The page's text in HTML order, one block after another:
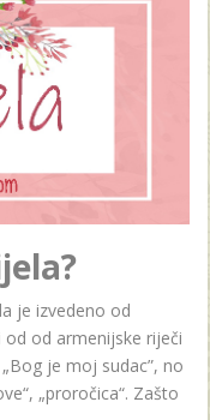
je izvedeno od
od armenijske riječi
„proročica“. Zašto